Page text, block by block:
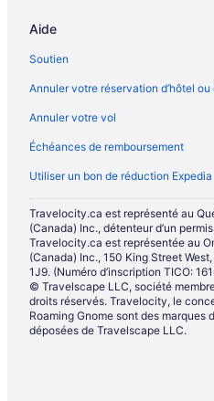
Aide
Soutien
Annuler votre réservation d’hôtel
Annuler votre vol
Échéances de remboursement
Utiliser un bon de réduction Expedia
Travelocity.ca est représenté au
(Canada) Inc., détenteur d’un
Travelocity.ca est représentée au
(Canada) Inc., 150 King Street
1J9. (Numéro d’inscription TICO:
© Travelscape LLC, société
droits réservés. Travelocity, le
Roaming Gnome sont des marques
déposées de Travelscape LLC.